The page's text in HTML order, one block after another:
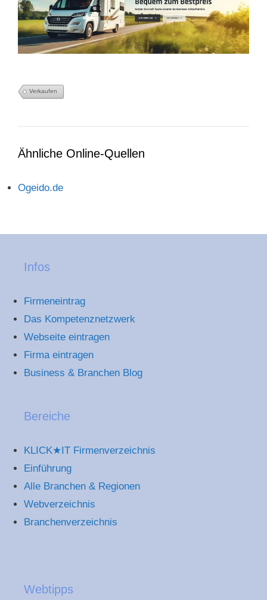
Verkaufen
Ähnliche Online-Quellen
Ogeido.de
Infos
Firmeneintrag
Das Kompetenznetzwerk
Webseite eintragen
Firma eintragen
Business & Branchen Blog
Bereiche
KLICK★IT Firmenverzeichnis
Einführung
Alle Branchen & Regionen
Webverzeichnis
Branchenverzeichnis
Webtipps